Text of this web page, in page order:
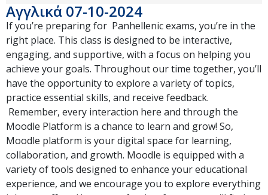
Αγγλικά 07-10-2024
If you’re preparing for Panhellenic exams, you’re in the
right place. This class is designed to be interactive,
engaging, and supportive, with a focus on helping you
achieve your goals. Throughout our time together, you’ll
have the opportunity to explore a variety of topics,
practice essential skills, and receive feedback.
Remember, every interaction here and through the
Moodle Platform is a chance to learn and grow! So,
Moodle platform is your digital space for learning,
collaboration, and growth. Moodle is equipped with a
variety of tools designed to enhance your educational
experience, and we encourage you to explore everything